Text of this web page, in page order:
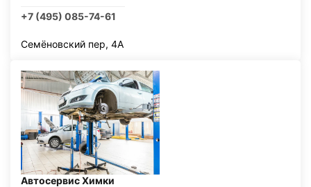
+7 (495) 085-74-61
Семёновский пер, 4А
Автосервис Химки